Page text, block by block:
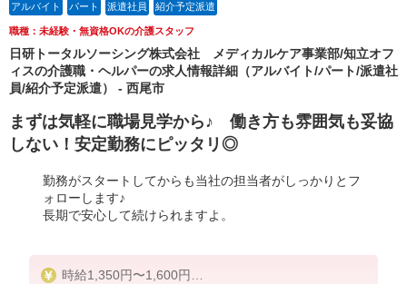
アルバイト パート 派遣社員 紹介予定派遣
職種：未経験・無資格OKの介護スタッフ
日研トータルソーシング株式会社 メディカルケア事業部/知立オフ
ィスの介護職・ヘルパーの求人情報詳細（アルバイト/パート/派遣社
員/紹介予定派遣） - 西尾市
まずは気軽に職場見学から♪ 働き方も雰囲気も妥協
しない！安定勤務にピッタリ◎
勤務がスタートしてからも当社の担当者がしっかりとフ
ォローします♪
長期で安心して続けられますよ。
時給1,350円〜1,600円